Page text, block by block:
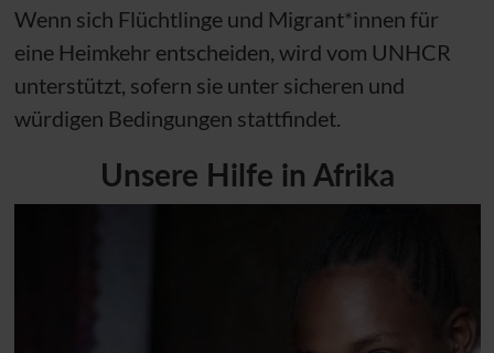
Wenn sich Flüchtlinge und Migrant*innen für
eine Heimkehr entscheiden, wird vom UNHCR
unterstützt, sofern sie unter sicheren und
würdigen Bedingungen stattfindet.
Unsere Hilfe in Afrika